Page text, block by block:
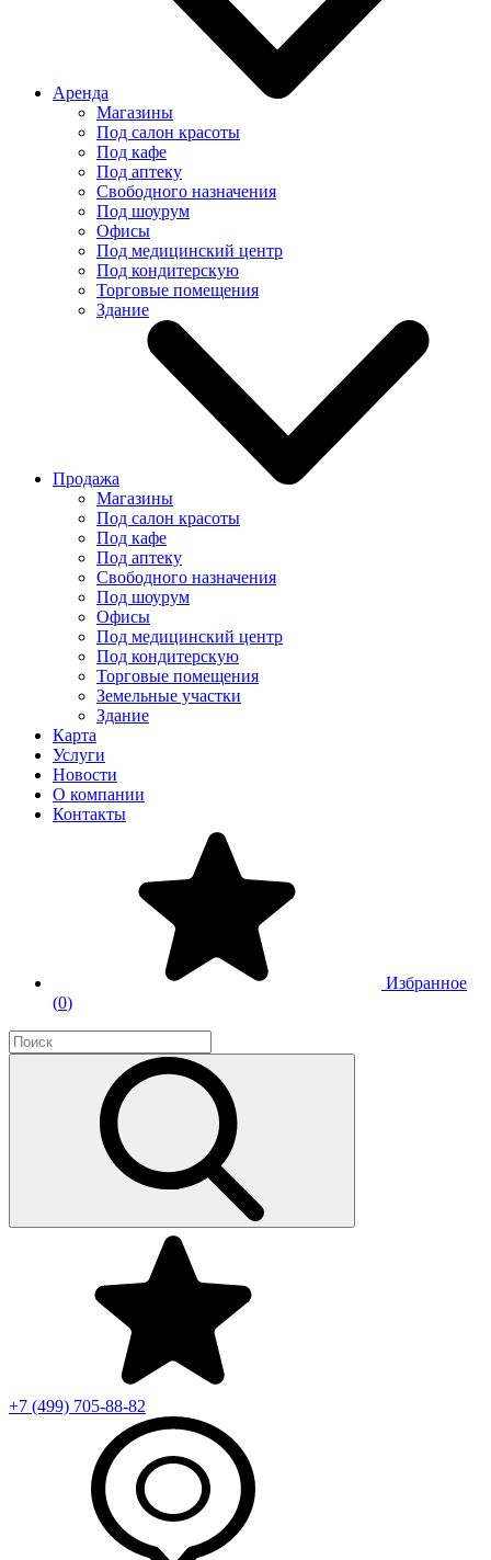
Аренда
Магазины
Под салон красоты
Под кафе
Под аптеку
Свободного назначения
Под шоурум
Офисы
Под медицинский центр
Под кондитерскую
Торговые помещения
Здание
Продажа
Магазины
Под салон красоты
Под кафе
Под аптеку
Свободного назначения
Под шоурум
Офисы
Под медицинский центр
Под кондитерскую
Торговые помещения
Земельные участки
Здание
Карта
Услуги
Новости
О компании
Контакты
Избранное
(0)
+7 (499) 705-88-82